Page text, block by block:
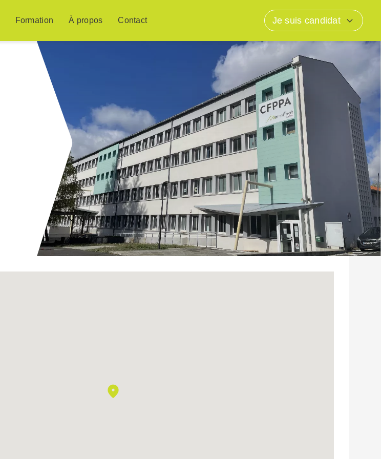
Formation À propos Contact Je suis candidat